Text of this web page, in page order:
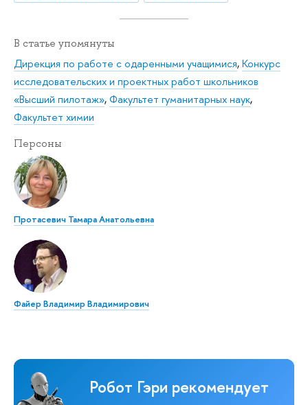
В статье упомянуты
Дирекция по работе с одаренными учащимися,Конкурс
исследовательских и проектных работ школьников
«Высший пилотаж»,Факультет гуманитарных наук,
Факультет химии
Персоны
Протасевич Тамара Анатольевна
Файер Владимир Владимирович
Робот Гэри рекомендует